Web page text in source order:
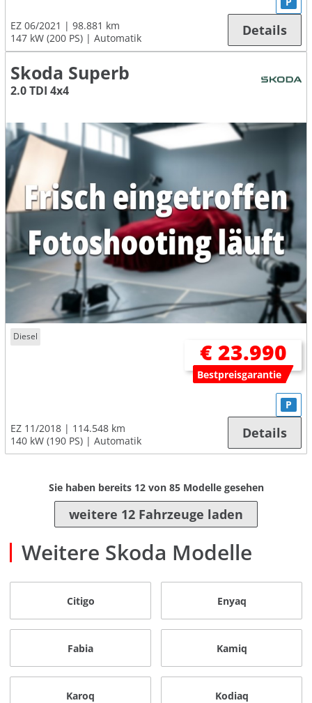
EZ 06/2021
98.881 km
147 kW (200 PS)
Automatik Details
Skoda Superb
2.0 TDI 4x4
Diesel
€ 23.990
Bestpreisgarantie
EZ 11/2018
114.548 km
140 kW (190 PS)
Automatik
P
Details
Sie haben bereits 12von 85Modelle gesehen
weitere 12 Fahrzeuge laden
Weitere Skoda Modelle
Citigo Enyaq
Fabia Kamiq
Karoq Kodiaq